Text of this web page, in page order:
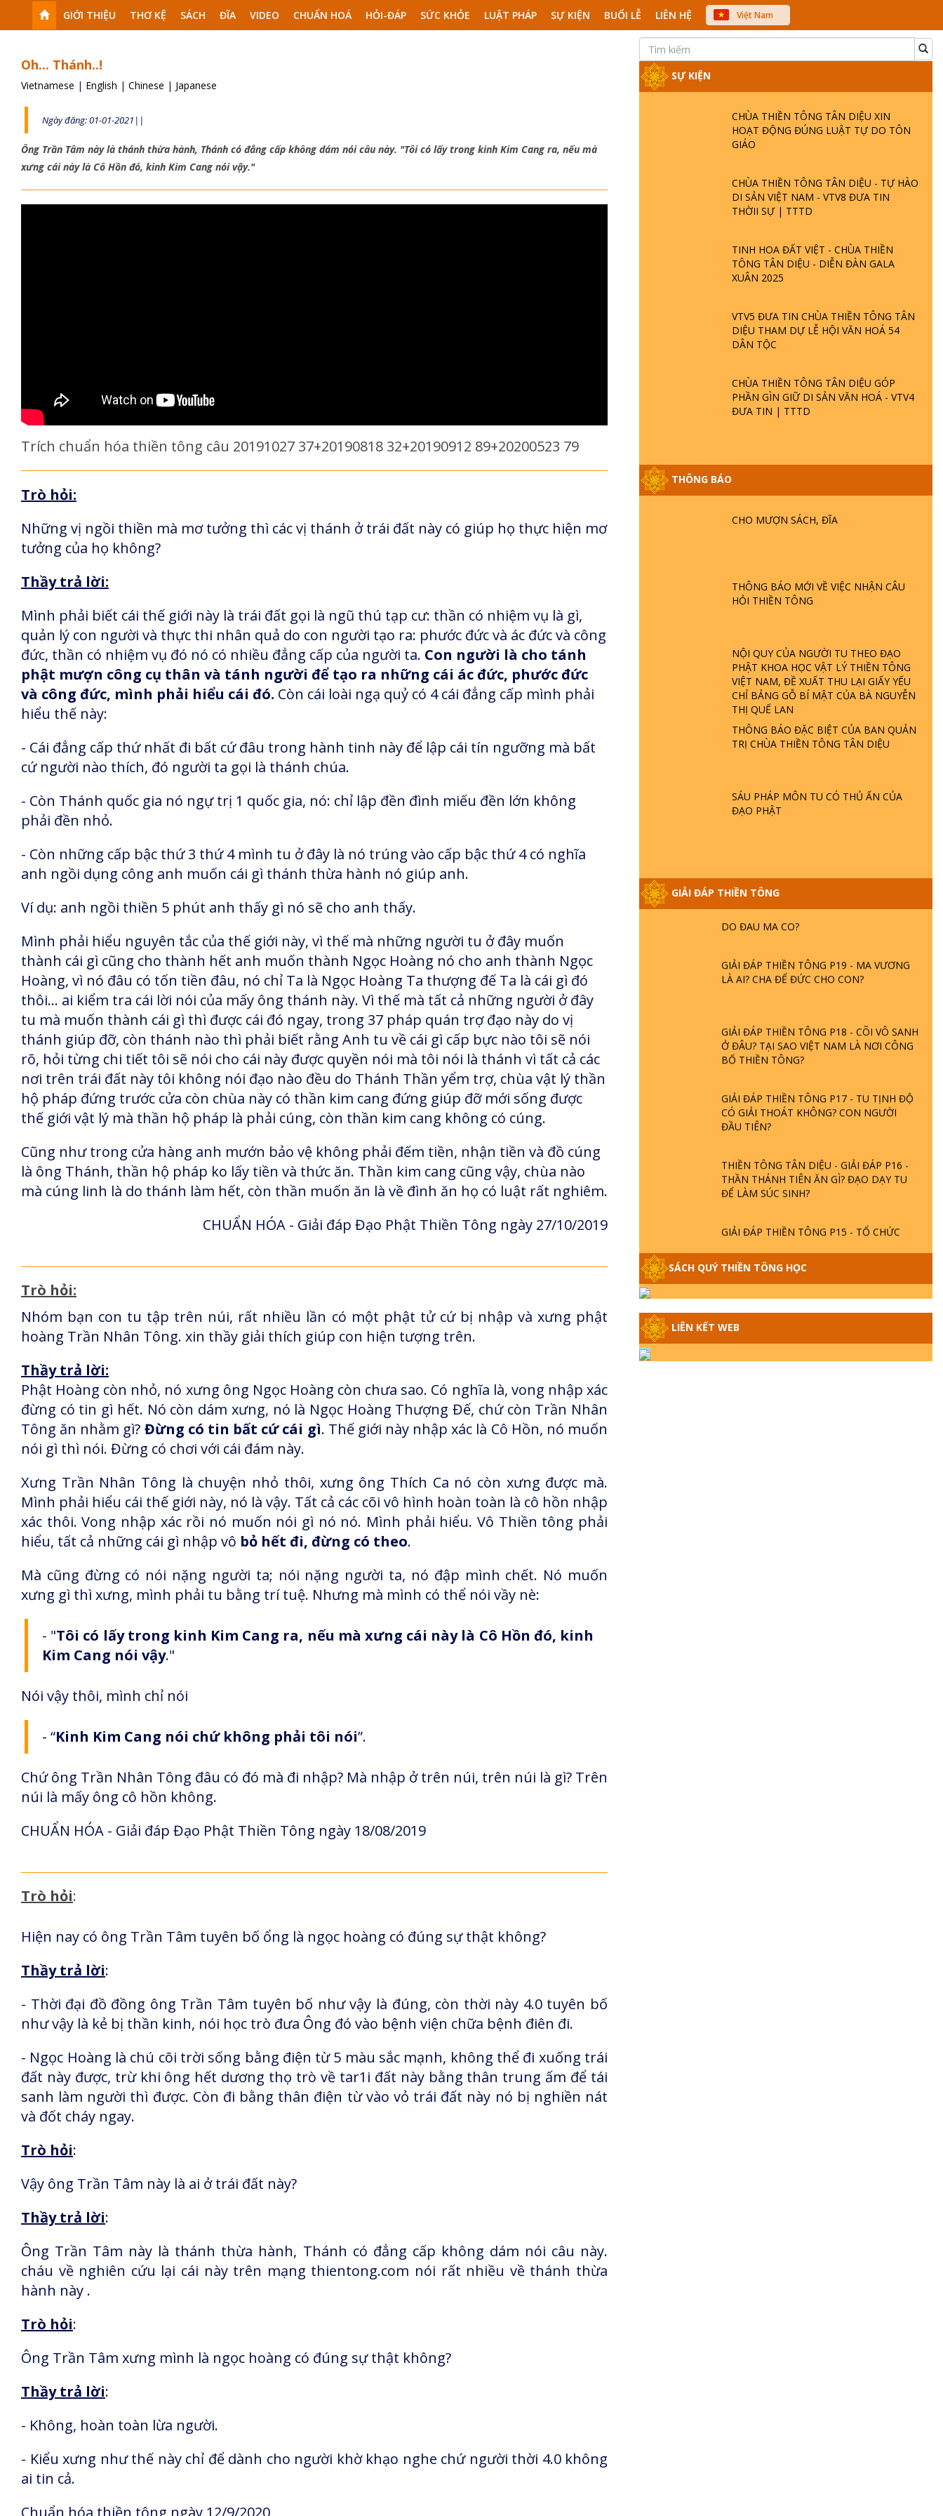
GIỚI THIỆU THƠ KỆ SÁCH ĐĨA VIDEO CHUẨN HOÁ HỎI-ĐÁP SỨC KHỎE LUẬT PHÁP SỰ KIỆN BUỔI LỄ LIÊN HỆ
Việt Nam
中文
Oh... Thánh..!
Vietnamese | English | Chinese | Japanese
Ngày đăng: 01-01-2021||
Ông Trần Tâm này là thánh thừa hành, Thánh có đẳng cấp không dám nói câu này. "Tôi có lấy trong kinh Kim Cang ra, nếu mà
xưng cái này là Cô Hồn đó, kinh Kim Cang nói vậy."
Trích chuẩn hóa thiền tông câu 20191027 37+20190818 32+20190912 89+20200523 79
Trò hỏi:
Những vị ngồi thiền mà mơ tưởng thì các vị thánh ở trái đất này có giúp họ thực hiện mơ
tưởng của họ không?
Thầy trả lời:
Mình phải biết cái thế giới này là trái đất gọi là ngũ thú tạp cư: thần có nhiệm vụ là gì,
quản lý con người và thực thi nhân quả do con người tạo ra: phước đức và ác đức và công
đức, thần có nhiệm vụ đó nó có nhiều đẳng cấp của người ta. Con người là cho tánh
phật mượn công cụ thân và tánh người để tạo ra những cái ác đức, phước đức
và công đức, mình phải hiểu cái đó. Còn cái loài ngạ quỷ có 4 cái đẳng cấp mình phải
hiểu thế này:
- Cái đẳng cấp thứ nhất đi bất cứ đâu trong hành tinh này để lập cái tín ngưỡng mà bất
cứ người nào thích, đó người ta gọi là thánh chúa.
- Còn Thánh quốc gia nó ngự trị 1 quốc gia, nó: chỉ lập đền đình miếu đền lớn không
phải đền nhỏ.
- Còn những cấp bậc thứ 3 thứ 4 mình tu ở đây là nó trúng vào cấp bậc thứ 4 có nghĩa
anh ngồi dụng công anh muốn cái gì thánh thừa hành nó giúp anh.
Ví dụ: anh ngồi thiền 5 phút anh thấy gì nó sẽ cho anh thấy.
Mình phải hiểu nguyên tắc của thế giới này, vì thế mà những người tu ở đây muốn
thành cái gì cũng cho thành hết anh muốn thành Ngọc Hoàng nó cho anh thành Ngọc
Hoàng, vì nó đâu có tốn tiền đâu, nó chỉ Ta là Ngọc Hoàng Ta thượng đế Ta là cái gì đó
thôi... ai kiểm tra cái lời nói của mấy ông thánh này. Vì thế mà tất cả những người ở đây
tu mà muốn thành cái gì thì được cái đó ngay, trong 37 pháp quán trợ đạo này do vị
thánh giúp đỡ, còn thánh nào thì phải biết rằng Anh tu về cái gì cấp bực nào tôi sẽ nói
rõ, hỏi từng chi tiết tôi sẽ nói cho cái này được quyền nói mà tôi nói là thánh vì tất cả các
nơi trên trái đất này tôi không nói đạo nào đều do Thánh Thần yểm trợ, chùa vật lý thần
hộ pháp đứng trước cửa còn chùa này có thần kim cang đứng giúp đỡ mới sống được
thế giới vật lý mà thần hộ pháp là phải cúng, còn thần kim cang không có cúng.
Cũng như trong cửa hàng anh mướn bảo vệ không phải đếm tiền, nhận tiền và đồ cúng
là ông Thánh, thần hộ pháp ko lấy tiền và thức ăn. Thần kim cang cũng vậy, chùa nào
mà cúng linh là do thánh làm hết, còn thần muốn ăn là về đình ăn họ có luật rất nghiêm.
CHUẨN HÓA - Giải đáp Đạo Phật Thiền Tông ngày 27/10/2019
Trò hỏi:
Nhóm bạn con tu tập trên núi, rất nhiều lần có một phật tử cứ bị nhập và xưng phật
hoàng Trần Nhân Tông. xin thầy giải thích giúp con hiện tượng trên.
Thầy trả lời:
Phật Hoàng còn nhỏ, nó xưng ông Ngọc Hoàng còn chưa sao. Có nghĩa là, vong nhập xác
đừng có tin gì hết. Nó còn dám xưng, nó là Ngọc Hoàng Thượng Đế, chứ còn Trần Nhân
Tông ăn nhằm gì? Đừng có tin bất cứ cái gì. Thế giới này nhập xác là Cô Hồn, nó muốn
nói gì thì nói. Đừng có chơi với cái đám này.
Xưng Trần Nhân Tông là chuyện nhỏ thôi, xưng ông Thích Ca nó còn xưng được mà.
Mình phải hiểu cái thế giới này, nó là vậy. Tất cả các cõi vô hình hoàn toàn là cô hồn nhập
xác thôi. Vong nhập xác rồi nó muốn nói gì nó nó. Mình phải hiểu. Vô Thiền tông phải
hiểu, tất cả những cái gì nhập vô bỏ hết đi, đừng có theo.
Mà cũng đừng có nói nặng người ta; nói nặng người ta, nó đập mình chết. Nó muốn
xưng gì thì xưng, mình phải tu bằng trí tuệ. Nhưng mà mình có thể nói vầy nè:
- "Tôi có lấy trong kinh Kim Cang ra, nếu mà xưng cái này là Cô Hồn đó, kinh
Kim Cang nói vậy."
Nói vậy thôi, mình chỉ nói
- “Kinh Kim Cang nói chứ không phải tôi nói”.
Chứ ông Trần Nhân Tông đâu có đó mà đi nhập? Mà nhập ở trên núi, trên núi là gì? Trên
núi là mấy ông cô hồn không.
CHUẨN HÓA - Giải đáp Đạo Phật Thiền Tông ngày 18/08/2019
Trò hỏi:
Hiện nay có ông Trần Tâm tuyên bố ổng là ngọc hoàng có đúng sự thật không?
Thầy trả lời:
- Thời đại đồ đồng ông Trần Tâm tuyên bố như vậy là đúng, còn thời này 4.0 tuyên bố
như vậy là kẻ bị thần kinh, nói học trò đưa Ông đó vào bệnh viện chữa bệnh điên đi.
- Ngọc Hoàng là chú cõi trời sống bằng điện từ 5 màu sắc mạnh, không thể đi xuống trái
đất này được, trừ khi ông hết dương thọ trò về tar1i đất này bằng thân trung ấm để tái
sanh làm người thì được. Còn đi bằng thân điện từ vào vỏ trái đất này nó bị nghiền nát
và đốt cháy ngay.
Trò hỏi:
Vậy ông Trần Tâm này là ai ở trái đất này?
Thầy trả lời:
Ông Trần Tâm này là thánh thừa hành, Thánh có đẳng cấp không dám nói câu này.
cháu về nghiên cứu lại cái này trên mạng thientong.com nói rất nhiều về thánh thừa
hành này .
Trò hỏi:
Ông Trần Tâm xưng mình là ngọc hoàng có đúng sự thật không?
Thầy trả lời:
- Không, hoàn toàn lừa người.
- Kiểu xưng như thế này chỉ để dành cho người khờ khạo nghe chứ người thời 4.0 không
ai tin cả.
Chuẩn hóa thiền tông ngày 12/9/2020
SỰ KIỆN
CHÙA THIỀN TÔNG TÂN DIỆU XIN
HOẠT ĐỘNG ĐÚNG LUẬT TỰ DO TÔN
GIÁO
CHÙA THIỀN TÔNG TÂN DIỆU - TỰ HÀO
DI SẢN VIỆT NAM - VTV8 ĐƯA TIN
THỜII SỰ | TTTD
TINH HOA ĐẤT VIỆT - CHÙA THIỀN
TÔNG TÂN DIỆU - DIỄN ĐÀN GALA
XUÂN 2025
VTV5 ĐƯA TIN CHÙA THIỀN TÔNG TÂN
DIỆU THAM DỰ LỄ HỘI VĂN HOÁ 54
DÂN TỘC
CHÙA THIỀN TÔNG TÂN DIỆU GÓP
PHẦN GÌN GIỮ DI SẢN VĂN HOÁ - VTV4
ĐƯA TIN | TTTD
THÔNG BÁO
CHO MƯỢN SÁCH, ĐĨA
THÔNG BÁO MỚI VỀ VIỆC NHẬN CÂU
HỎI THIỀN TÔNG
NỘI QUY CỦA NGƯỜI TU THEO ĐẠO
PHẬT KHOA HỌC VẬT LÝ THIỀN TÔNG
VIỆT NAM, ĐỀ XUẤT THU LẠI GIẤY YẾU
CHỈ BẢNG GỖ BÍ MẬT CỦA BÀ NGUYỄN
THỊ QUẾ LAN
THÔNG BÁO ĐẶC BIỆT CỦA BAN QUẢN
TRỊ CHÙA THIỀN TÔNG TÂN DIỆU
SÁU PHÁP MÔN TU CÓ THỦ ẤN CỦA
ĐẠO PHẬT
GIẢI ĐÁP THIỀN TÔNG
GIẢI ĐÁP ĐẶC BIỆT P25 - SUỐT 49 NĂM
PHẬT KHÔNG NÓI? HỘI LONG HOA LÀ
HỘI GÌ? TỬ VÌ ĐẠO
PHẬT GIỚI CÓ THỜI GIAN KHÔNG? |
TTTD
LÀ AI? QUỶ SA TĂNG? | TTTD
GIẢI ĐÁP THIỀN TÔNG ĐẶC BIỆT P22 - TẠI
SAO TRÁI ĐẤT NHIỀU THIÊN TAI - LŨ LỤT
- HỎA HOẠN | TTTD
GIẢI ĐÁP THIỀN TÔNG ĐẶC BIỆT P21 - TẠI
GIẢI ĐÁP VỀ LỄ TIỄN THIỀN TÔNG SƯ
- BÁC NGUYỄN NHÂN LÀ AI? PHIỀN NÃO
DO ĐÂU MÀ CÓ?
LÀ AI? CHA ĐỂ ĐỨC CHO CON?
Ở ĐÂU? TẠI SAO VIỆT NAM LÀ NƠI CÔNG
BỐ THIỀN TÔNG?
CÓ GIẢI THOÁT KHÔNG? CON NGƯỜI
ĐẦU TIÊN?
THẦN THÁNH TIÊN ĂN GÌ? ĐẠO DẠY TU
ĐỂ LÀM SÚC SINH?
LOÀI CÔ HỒN - GIÁO LÝ ĐẠO PHẬT KHI
GIẢI ĐÁP THIỀN TÔNG ĐẶC BIỆT - P14 -
NGUỒN GỐC ÂM LỊCH DƯƠNG LỊCH -
TẦNG BÌNH LƯU LỚN ĐẾN ĐÂU
CON NGƯỜI TU THÀNH PHẬT ĐƯỢC
SÁCH QUÝ THIỀN TÔNG HỌC
LIÊN KẾT WEB